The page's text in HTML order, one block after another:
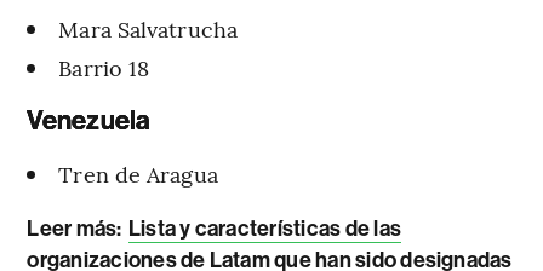
Mara Salvatrucha
Barrio 18
Venezuela
Tren de Aragua
Leer más: Lista y características de las
organizaciones de Latam que han sido designadas